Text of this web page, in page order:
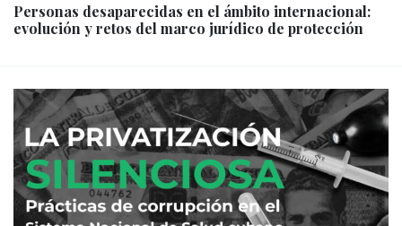
Personas desaparecidas en el ámbito internacional:
evolución y retos del marco jurídico de protección